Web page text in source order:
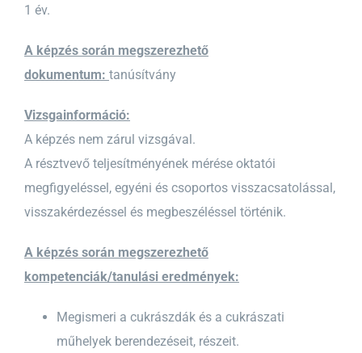
1 év.
A képzés során megszerezhető
dokumentum: tanúsítvány
Vizsgainformáció:
A képzés nem zárul vizsgával.
A résztvevő teljesítményének mérése oktatói
megfigyeléssel, egyéni és csoportos visszacsatolással,
visszakérdezéssel és megbeszéléssel történik.
A képzés során megszerezhető
kompetenciák/tanulási eredmények:
Megismeri a cukrászdák és a cukrászati
műhelyek berendezéseit, részeit.